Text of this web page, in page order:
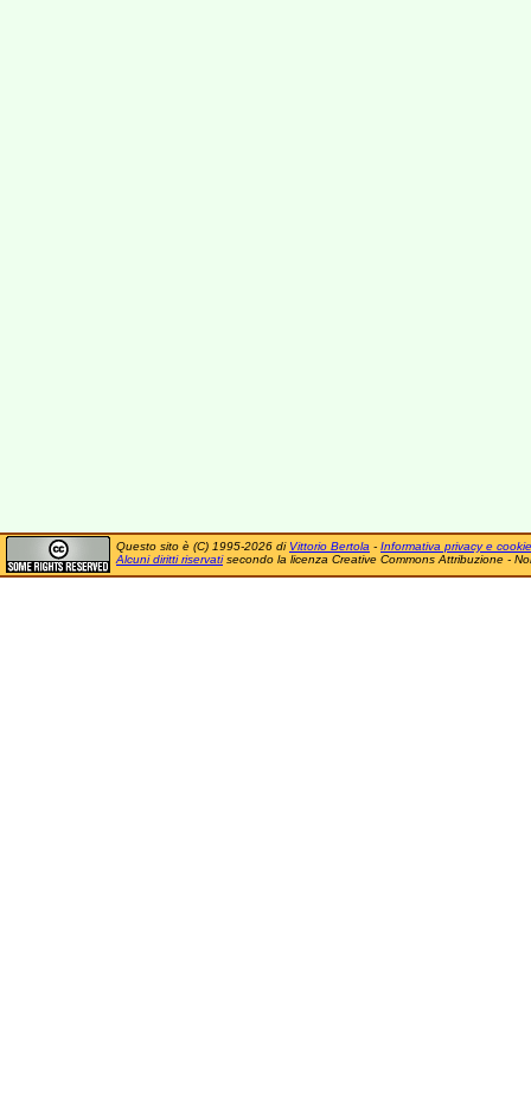
Questo sito è (C) 1995-2026 di Vittorio Bertola - Informativa privacy e cookie
Alcuni diritti riservatisecondo la licenza Creative Commons Attribuzione -